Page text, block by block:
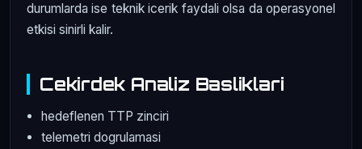
durumlarda ise teknik icerik faydali olsa da operasyonel
etkisi sinirli kalir.
Cekirdek Analiz Basliklari
hedeflenen TTP zinciri
telemetri dogrulamasi